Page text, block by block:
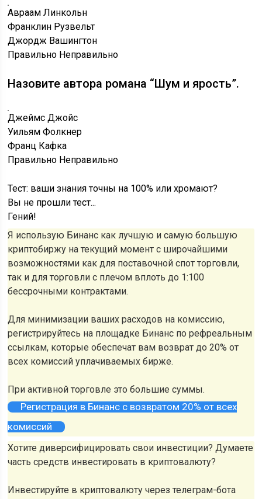
Авраам Линкольн
Франклин Рузвельт
Джордж Вашингтон
Правильно Неправильно
Назовите автора романа “Шум и ярость”.
Джеймс Джойс
Уильям Фолкнер
Франц Кафка
Правильно Неправильно
Тест: ваши знания точны на 100% или хромают?
Вы не прошли тест...
Гений!
Я использую Бинанс как лучшую и самую большую
криптобиржу на текущий момент с широчайшими
возможностями как для поставочной спот торговли,
так и для торговли с плечом вплоть до 1:100
бессрочными контрактами.
Для минимизации ваших расходов на комиссию,
регистрируйтесь на площадке Бинанс по рефреальным
ссылкам, которые обеспечат вам возврат до 20% от
всех комиссий уплачиваемых бирже.
При активной торговле это большие суммы.
Регистрация в Бинанс с возвратом 20% от всех
комиссий
Хотите диверсифицировать свои инвестиции? Думаете
часть средств инвестировать в криптовалюту?
Инвестируйте в криптовалюту через телеграм-бота